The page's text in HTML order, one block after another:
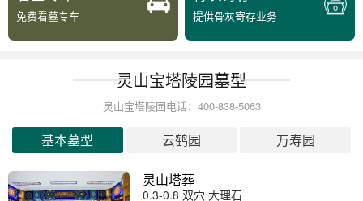
免费看墓专车 提供骨灰寄存业务
灵山宝塔陵园墓型
灵山宝塔陵园电话：400-838-5063
基本墓型 云鹤园 万寿园
灵山塔葬
0.3-0.8 双穴 大理石